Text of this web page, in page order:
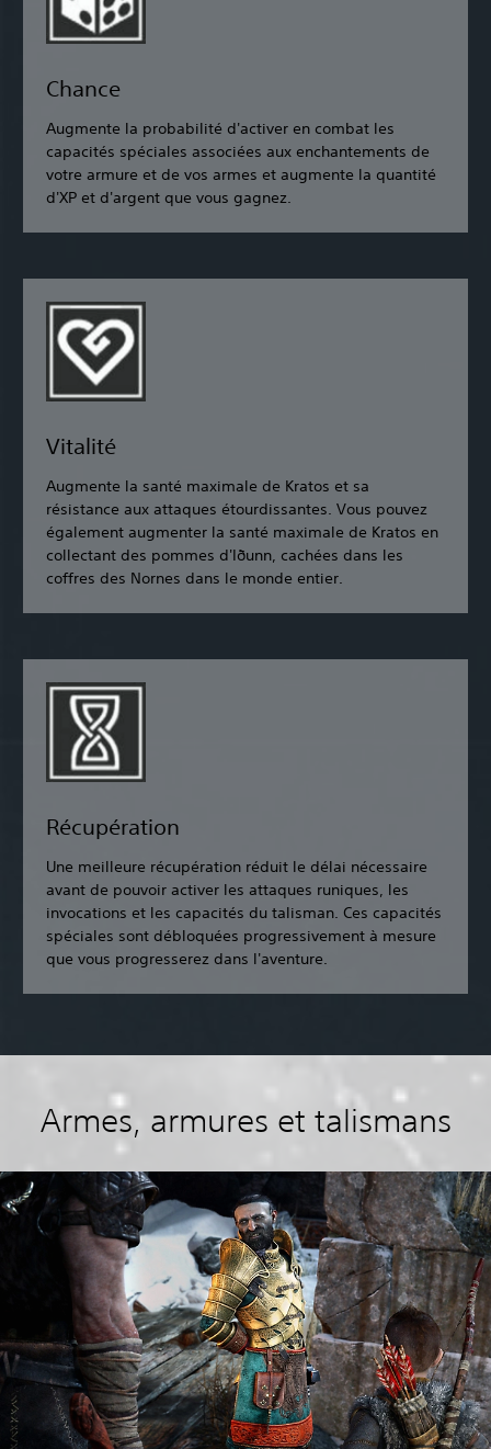
Chance
Augmente la probabilité d'activer en combat les
capacités spéciales associées aux enchantements de
votre armure et de vos armes et augmente la quantité
d'XP et d'argent que vous gagnez.
Vitalité
Augmente la santé maximale de Kratos et sa
résistance aux attaques étourdissantes. Vous pouvez
également augmenter la santé maximale de Kratos en
collectant des pommes d'Iðunn, cachées dans les
coffres des Nornes dans le monde entier.
Récupération
Une meilleure récupération réduit le délai nécessaire
avant de pouvoir activer les attaques runiques, les
invocations et les capacités du talisman. Ces capacités
spéciales sont débloquées progressivement à mesure
que vous progresserez dans l'aventure.
Armes, armures et talismans